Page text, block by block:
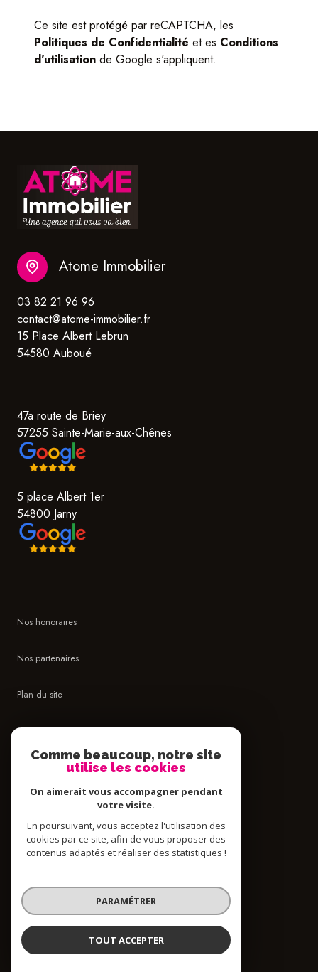
Ce site est protégé par reCAPTCHA, les
Politiques de Confidentialité et es Conditions
d'utilisation de Google s'appliquent.
Atome Immobilier
03 82 21 96 96
contact@atome-immobilier.fr
15 Place Albert Lebrun
54580 Auboué
47a route de Briey
57255 Sainte-Marie-aux-Chênes
5 place Albert 1er
54800 Jarny
Nos honoraires
Nos partenaires
Plan du site
Mentions légales
Cookies
© 2026 | Tous droits réservés
Réalisé par
Comme beaucoup, notre site
utilise les cookies
On aimerait vous accompagner pendant
votre visite.
En poursuivant, vous acceptez l'utilisation des
cookies par ce site, afin de vous proposer des
contenus adaptés et réaliser des statistiques !
PARAMÉTRER
TOUT ACCEPTER